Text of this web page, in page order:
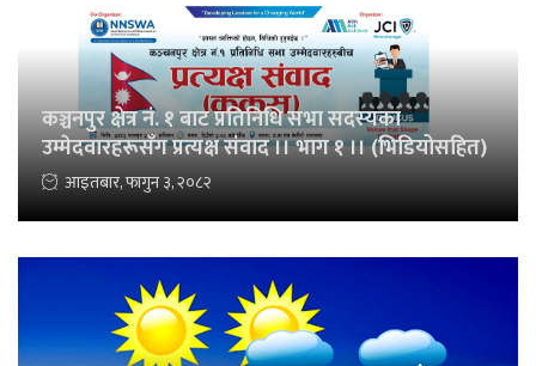
कञ्चनपुर क्षेत्र नं. १ बाट प्रतिनिधि सभा सदस्यका
उम्मेदवारहरूसँग प्रत्यक्ष संवाद ।। भाग १ ।। (भिडियोसहित)
आइतबार, फागुन ३, २०८२